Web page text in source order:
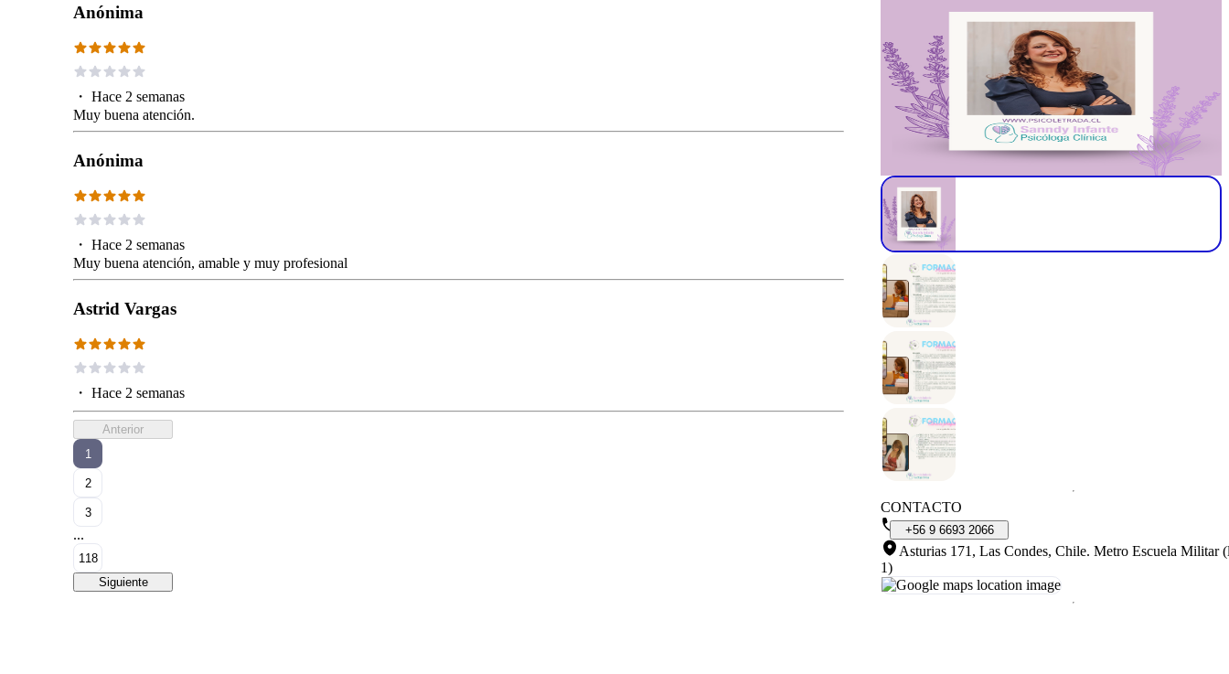
Anónima
・ Hace 2 semanas
Muy buena atención.
Anónima
・ Hace 2 semanas
Muy buena atención, amable y muy profesional
Astrid Vargas
・ Hace 2 semanas
Anterior
1
2
3
...
118
Siguiente
CONTACTO
+56 9 6693 2066
Asturias 171, Las Condes, Chile. Metro Escuela Militar
1)